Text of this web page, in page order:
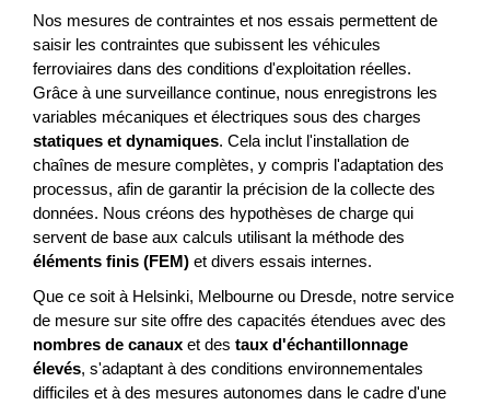
Nos mesures de contraintes et nos essais permettent de
saisir les contraintes que subissent les véhicules
ferroviaires dans des conditions d'exploitation réelles.
Grâce à une surveillance continue, nous enregistrons les
variables mécaniques et électriques sous des charges
statiques et dynamiques. Cela inclut l'installation de
chaînes de mesure complètes, y compris l'adaptation des
processus, afin de garantir la précision de la collecte des
données. Nous créons des hypothèses de charge qui
servent de base aux calculs utilisant la méthode des
éléments finis (FEM) et divers essais internes.
Que ce soit à Helsinki, Melbourne ou Dresde, notre service
de mesure sur site offre des capacités étendues avec des
nombres de canaux et des taux d'échantillonnage
élevés, s'adaptant à des conditions environnementales
difficiles et à des mesures autonomes dans le cadre d'une